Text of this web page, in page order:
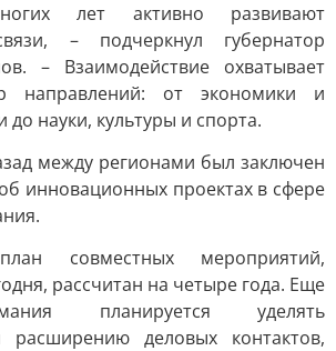
лет активно развивают
– подчеркнул губернатор
– Взаимодействие охватывает
направлений: от экономики и
науки, культуры и спорта.
между регионами был заключен
инновационных проектах в сфере
совместных мероприятий,
рассчитан на четыре года. Еще
планируется уделять
расширению деловых контактов,